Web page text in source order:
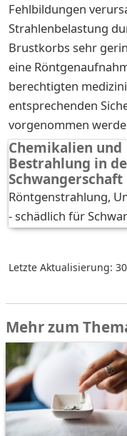
Fehlbildungen
Strahlenbelastung
Brustkorbs sehr
eine
berechtigten
entsprechenden
vorgenommen
Chemikalien und
Bestrahlung in
Schwangerschaft
Röntgenstrahlung,
- schädlich für
Letzte Aktualisierung:
Mehr zum